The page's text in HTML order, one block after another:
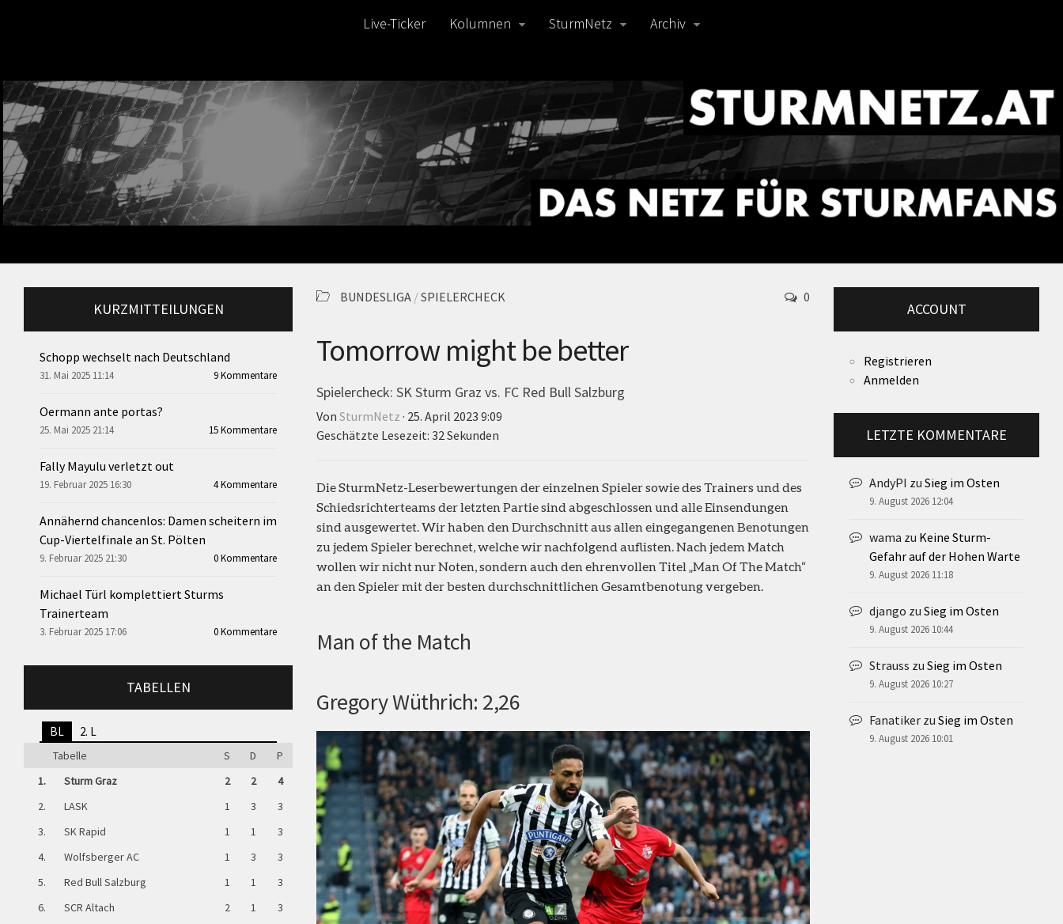
Live-Ticker Kolumnen SturmNetz Archiv
BUNDESLIGA / SPIELERCHECK 0
Tomorrow might be better
Spielercheck: SK Sturm Graz vs. FC Red Bull Salzburg
Von SturmNetz · 25. April 2023 9:09
Geschätzte Lesezeit: 32 Sekunden
Die SturmNetz-Leserbewertungen der einzelnen Spieler sowie des Trainers und des
Schiedsrichterteams der letzten Partie sind abgeschlossen und alle Einsendungen
sind ausgewertet. Wir haben den Durchschnitt aus allen eingegangenen Benotungen
zu jedem Spieler berechnet, welche wir nachfolgend auflisten. Nach jedem Match
wollen wir nicht nur Noten, sondern auch den ehrenvollen Titel „Man Of The Match“
an den Spieler mit der besten durchschnittlichen Gesamtbenotung vergeben.
Man of the Match
Gregory Wüthrich: 2,26
KURZMITTEILUNGEN
Schopp wechselt nach Deutschland
31. Mai 2025 11:14 9 Kommentare
Oermann ante portas?
25. Mai 2025 21:14 15 Kommentare
Fally Mayulu verletzt out
19. Februar 2025 16:30 4 Kommentare
Annähernd chancenlos: Damen scheitern im
Cup-Viertelfinale an St. Pölten
9. Februar 2025 21:30 0 Kommentare
Michael Türl komplettiert Sturms
Trainerteam
3. Februar 2025 17:06 0 Kommentare
TABELLEN
BL 2. L
Tabelle S D
P
1.
Sturm Graz 2 2
4
2.
LASK 1 3
3
3.
SK Rapid 1 1
3
4.
Wolfsberger AC 1 3
3
5.
Red Bull Salzburg 1 1
3
6.
SCR Altach 2 1
3
ACCOUNT
Registrieren
Anmelden
LETZTE KOMMENTARE
AndyPI zu Sieg im Osten
9. August 2026 12:04
wama zu Keine Sturm-
Gefahr auf der Hohen Warte
9. August 2026 11:18
django zu Sieg im Osten
9. August 2026 10:44
Strauss zu Sieg im Osten
9. August 2026 10:27
Fanatiker zu Sieg im Osten
9. August 2026 10:01